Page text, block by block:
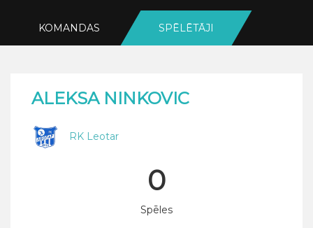
KOMANDAS SPĒLĒTĀJI
ALEKSA NINKOVIC
RK Leotar
0
Spēles